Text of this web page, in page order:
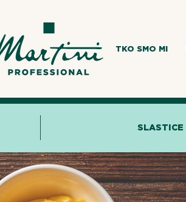
TKO SMO MI
SLASTICE